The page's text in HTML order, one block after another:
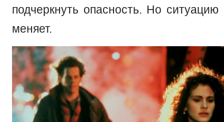
подчеркнуть опасность. Но
меняет.